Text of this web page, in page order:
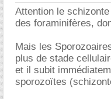
Attention le
des foraminifères,
Mais les
plus de stade
et il subit
sporozoïtes